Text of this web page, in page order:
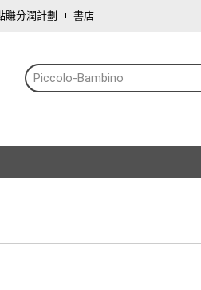
賺分潤計劃 書店
Piccolo-Bambino